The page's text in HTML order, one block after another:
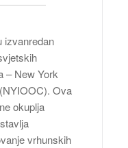
izvanredan
– New York
Ova
okuplja
vrhunskih